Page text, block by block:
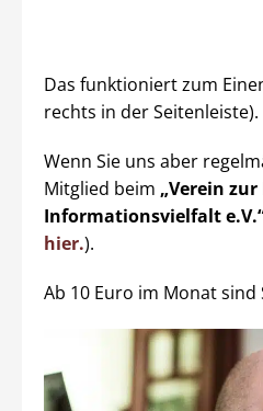
Das funktioniert zum
rechts in der Seitenleiste).
Wenn Sie uns aber
Mitglied beim „Verein
Informationsvielfalt
hier.).
Ab 10 Euro im Monat sind